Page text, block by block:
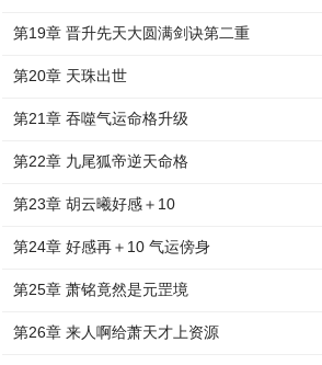
第19章 晋升先天大圆满剑诀第二重
第20章 天珠出世
第21章 吞噬气运命格升级
第22章 九尾狐帝逆天命格
第23章 胡云曦好感＋10
第24章 好感再＋10 气运傍身
第25章 萧铭竟然是元罡境
第26章 来人啊给萧天才上资源